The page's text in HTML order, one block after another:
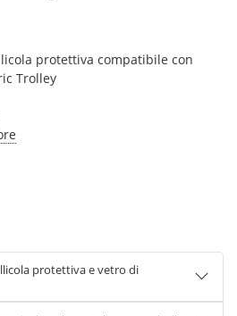
protettiva compatibile con
Trolley
protettiva e vetro di